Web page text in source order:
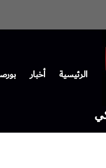
الرئيسية أخبار